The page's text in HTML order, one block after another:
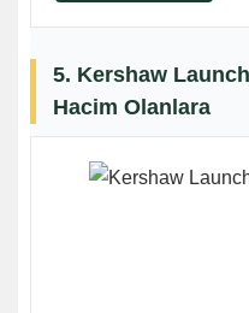
5. Kershaw
Hacim Olanlara